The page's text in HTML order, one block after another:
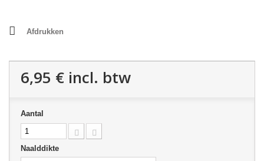
Afdrukken
6,95 € incl. btw
Aantal
Naalddikte